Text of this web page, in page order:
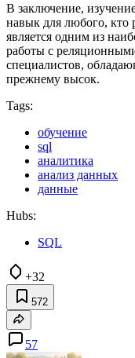
В заключение,
навык для любого, кто
является одним из
работы с
специалистов,
прежнему высок.
Tags:
обучение
sql
аналитика
анализ данных
данные
Hubs:
SQL
+32
572
57